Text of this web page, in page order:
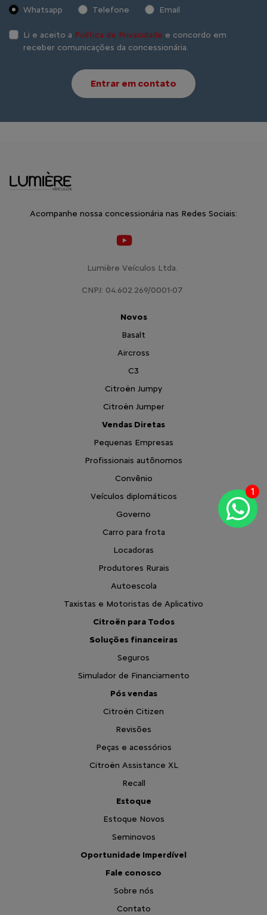
Whatsapp Telefone Email
Li e aceito a Política de Privacidade e concordo em
receber comunicações da concessionária.
Entrar em contato
Acompanhe nossa concessionária nas Redes Sociais:
Lumière Veículos Ltda.
CNPJ: 04.602.269/0001-07
Novos
Basalt
Aircross
C3
Citroën Jumpy
Citroën Jumper
Vendas Diretas
Pequenas Empresas
Profissionais autônomos
Convênio
Veículos diplomáticos
Governo
Carro para frota
Locadoras
Produtores Rurais
Autoescola
Taxistas e Motoristas de Aplicativo
Citroën para Todos
Soluções financeiras
Seguros
Simulador de Financiamento
Pós vendas
Citroën Citizen
Revisões
Peças e acessórios
Citroën Assistance XL
Recall
Estoque
Estoque Novos
Seminovos
Oportunidade Imperdível
Fale conosco
Sobre nós
Contato
1